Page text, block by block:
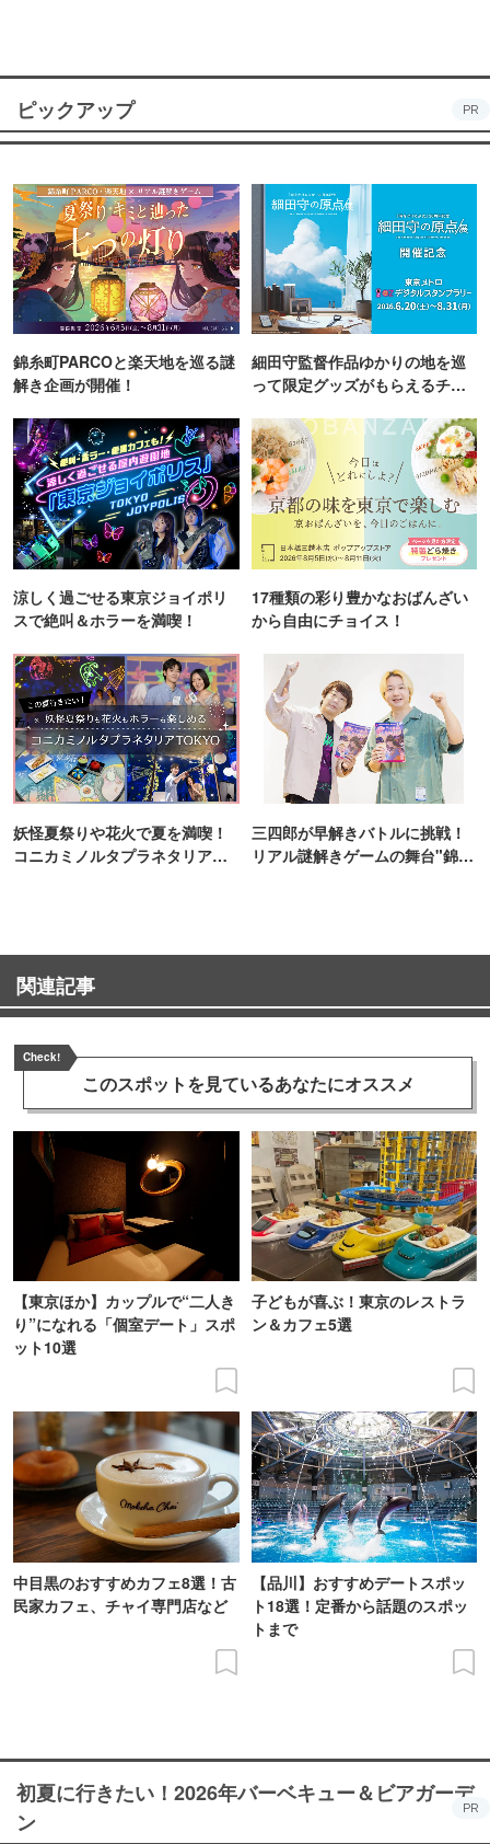
ピックアップ PR
錦糸町PARCOと楽天地を巡る謎
解き企画が開催！
細田守監督作品ゆかりの地を巡
って限定グッズがもらえるチャ
涼しく過ごせる東京ジョイポリ
スで絶叫＆ホラーを満喫！
17種類の彩り豊かなおばんざい
から自由にチョイス！
妖怪夏祭りや花火で夏を満喫！
コニカミノルタプラネタリア
三四郎が早解きバトルに挑戦！
リアル謎解きゲームの舞台"錦糸
関連記事
Check!
このスポットを見ているあなたにオススメ
【東京ほか】カップルで“二人き
り”になれる「個室デート」スポ
ット10選
子どもが喜ぶ！東京のレストラ
ン＆カフェ5選
中目黒のおすすめカフェ8選！古
民家カフェ、チャイ専門店など
【品川】おすすめデートスポッ
ト18選！定番から話題のスポッ
トまで
初夏に行きたい！2026年バーベキュー＆ビアガーデ
ン
PR